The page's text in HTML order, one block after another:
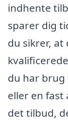
indhente
sparer dig
du sikrer,
du har
eller en
det tilbud,